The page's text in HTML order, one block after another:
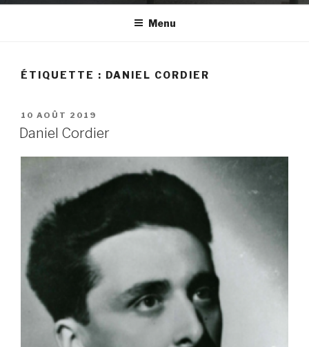
Menu
ÉTIQUETTE : DANIEL CORDIER
PUBLIÉ
LE
10 AOÛT 2019
Daniel Cordier